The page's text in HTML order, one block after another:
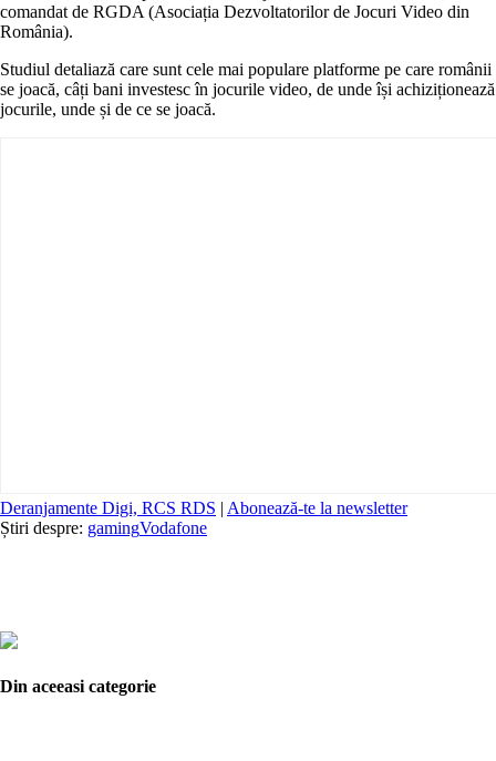
comandat de RGDA (Asociația Dezvoltatorilor de Jocuri Video din
România).
Studiul detaliază care sunt cele mai populare platforme pe care românii
se joacă, câți bani investesc în jocurile video, de unde își achiziționează
jocurile, unde și de ce se joacă.
Deranjamente Digi, RCS RDS | Abonează-te la newsletter
Știri despre: gamingVodafone
Din aceeasi categorie